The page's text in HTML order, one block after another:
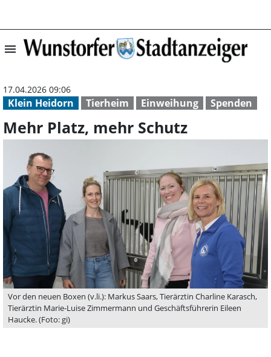
menu Mehr Platz,
Klein Heidorn Tierheim Einweihung Spenden
17.04.2026 09:06
Mehr Platz, mehr Schutz
Vor den neuen Boxen (v.li.): Markus Saars, Tierärztin Charline Karasch,
Tierärztin Marie-Luise Zimmermann und Geschäftsführerin Eileen
Haucke. (Foto: gi)